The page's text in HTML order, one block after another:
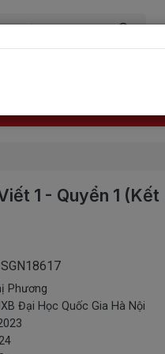
1 - Quyển 1 (Kết
SGN18617
Phương
Đại Học Quốc Gia Hà Nội